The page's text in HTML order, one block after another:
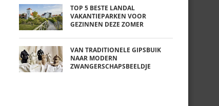
TOP 5 BESTE LANDAL
VAKANTIEPARKEN VOOR
GEZINNEN DEZE ZOMER
VAN TRADITIONELE GIPSBUIK
NAAR MODERN
ZWANGERSCHAPSBEELDJE